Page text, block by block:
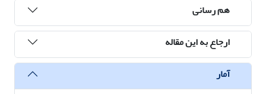
هم رسانی
ارجاع به این مقاله
آمار